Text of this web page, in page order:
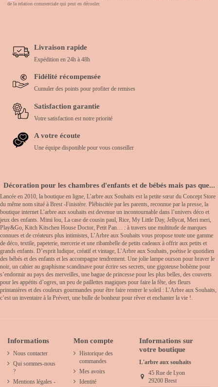
de la relation commerciale qui peut en découler.
Livraison rapide
Expédition en 24h à 48h
Fidélité récompensée
Cumuler des points pour profiter de remises
Satisfaction garantie
Votre satisfaction est notre priorité
A votre écoute
Une équipe disponible pour vous conseiller
Décoration pour les chambres d'enfants et de bébés mais pas que...
Lancée en 2010, la boutique en ligne, L’arbre aux Souhaits est la petite sœur du Concept Store
du même nom situé à Brest -Finistère. Plébiscitée par les parents, reconnue par la presse, la
boutique internet L’arbre aux souhaits est devenue un incontournable dans l’univers déco et
jeux des enfants. Mimi lou, La case de cousin paul, Rice, My Little Day, Jellycat, Meri meri,
Play&Go, Kitch Kitschen House Doctor, Petit Pan… : à travers une multitude de marques
connues et de créateurs plus intimistes, L’Arbre aux Souhaits vous propose toute une gamme
de déco, textile, papeterie, mercerie et une ribambelle de petits cadeaux à offrir aux petits et
grands enfants. D’esprit ludique, créatif et vintage, L’Arbre aux Souhaits, poétise le quotidien
des bébés et des enfants et les accompagne tendrement. Une jolie lampe ourson pour braver le
noir, un cahier au graphisme scandinave pour écrire ses secrets, une gigoteuse bohème pour
s’endormir au pays des merveilles, une bague de princesse pour les plus belles, des couverts
pour les appétits d’ogres, un peu de paillettes magiques pour faire la fête, des fleurs
printanières et des couleurs gourmandes pour être faire rentrer le soleil : L’Arbre aux Souhaits,
c’est un inventaire à la Prévert, une bulle de bonheur pour rêver et enchanter la vie !.
Informations
Nous contacter
Qui sommes-nous
?
Mentions légales -
Mon compte
Historique des
commandes
Mes avoirs
Identité
Informations sur
votre boutique
L'arbre aux souhaits
45 Rue de Lyon
29200 Brest